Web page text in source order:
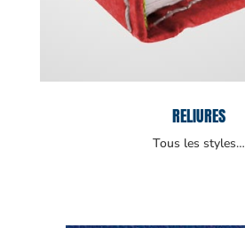
RELIURES
Tous les styles…